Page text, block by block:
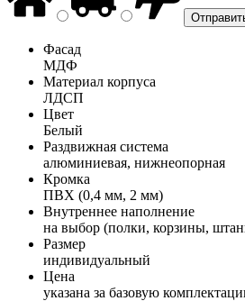
Фасад
МДФ
Материал корпуса
ЛДСП
Цвет
Белый
Раздвижная система
алюминиевая, нижнеопорная
Кромка
ПВХ (0,4 мм, 2 мм)
Внутреннее наполнение
на выбор (полки, корзины,
Размер
индивидуальный
Цена
указана за базовую